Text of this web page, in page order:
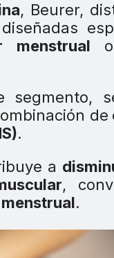
, Beurer,
menstrual
segmento,
de
.
a
,
.